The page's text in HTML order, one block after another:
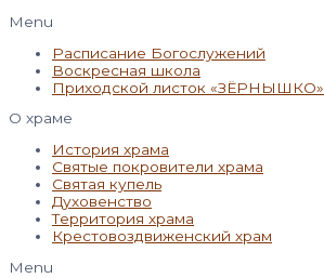
Menu
Расписание Богослужений
Воскресная школа
Приходской листок «ЗЁРНЫШКО»
О храме
История храма
Святые покровители храма
Святая купель
Духовенство
Территория храма
Крестовоздвиженский храм
Menu